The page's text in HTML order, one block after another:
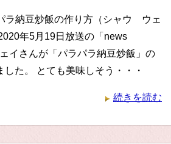
ラ納豆炒飯の作り方（シャウ ウェ
年5月19日放送の「news
イさんが「パラパラ納豆炒飯」の
た。 とても美味しそう・・・
続きを読む